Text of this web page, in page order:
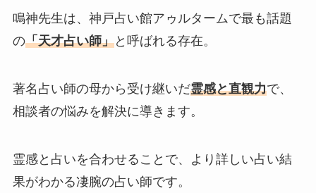
鳴神先生は、神戸占い館アゥルタームで最も話題
の「天才占い師」と呼ばれる存在。
著名占い師の母から受け継いだ霊感と直観力で、
相談者の悩みを解決に導きます。
霊感と占いを合わせることで、より詳しい占い結
果がわかる凄腕の占い師です。